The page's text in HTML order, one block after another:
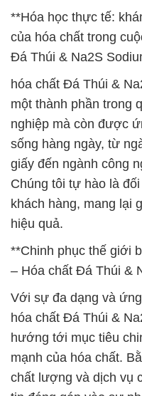
**Hóa học thực tế:
của hóa chất trong
Đá Thúi & Na2S
hóa chất Đá Thúi &
một thành phần trong
nghiệp mà còn được
sống hàng ngày, từ
giấy đến ngành công
Chúng tôi tự hào là
khách hàng, mang lại
hiệu quả.
**Chinh phục thế giới
– Hóa chất Đá Thúi &
Với sự đa dạng và
hóa chất Đá Thúi &
hướng tới mục tiêu
mạnh của hóa chất.
chất lượng và dịch vụ